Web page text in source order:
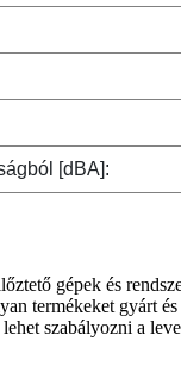
[dBA]:
gépek és
termékeket gyárt
szabályozni a